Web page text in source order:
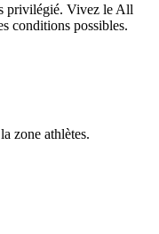
privilégié. Vivez le All
conditions possibles.
zone athlètes.